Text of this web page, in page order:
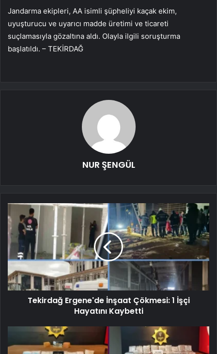
Jandarma ekipleri, AA isimli şüpheliyi kaçak ekim,
uyuşturucu ve uyarıcı madde üretimi ve ticareti
suçlamasıyla gözaltına aldı. Olayla ilgili soruşturma
başlatıldı. – TEKİRDAĞ
NUR ŞENGÜL
Tekirdağ Ergene'de İnşaat Çökmesi: 1 İşçi
Hayatını Kaybetti